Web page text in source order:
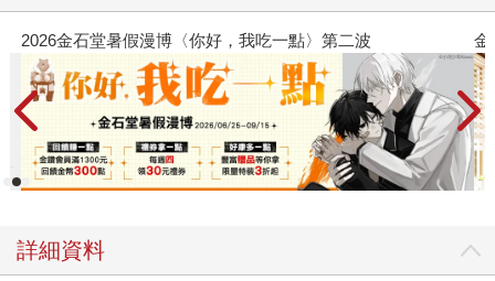
你好，我吃一點〉第二波 金石堂2026海外優惠：電
詳細資料